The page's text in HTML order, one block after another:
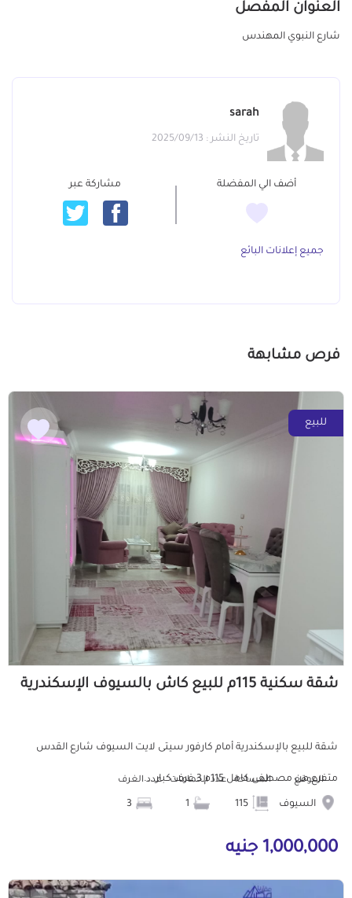
العنوان المفصل
شارع النبوي المهندس
sarah
تاريخ النشر : 2025/09/13
أضف الي المفضلة مشاركة عبر
جميع إعلانات البائع
فرص مشابهة
للبيع
شقة سكنية 115م للبيع كاش بالسيوف الإسكندرية
شقة للبيع بالإسكندرية أمام كارفور سيتى لايت السيوف شارع القدس
متفرع من مصطفى كامل 115م 3 غرف كبار ...
الموقع
السيوف
المساحة عدد الحمامات عدد الغرف
1,000,000 جنيه